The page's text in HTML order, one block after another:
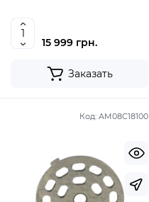
15 999 грн.
Заказать
Код: AM08C18100